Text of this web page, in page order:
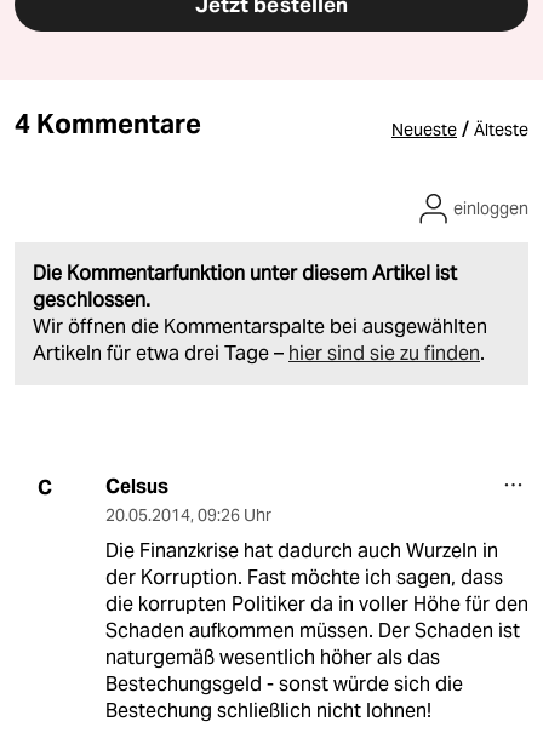
4 Kommentare Neueste / Älteste
Die Kommentarfunktion unter diesem Artikel ist
geschlossen.
Wir öffnen die Kommentarspalte bei ausgewählten
Artikeln für etwa drei Tage – hier sind sie zu finden.
einloggen
C Celsus
20.05.2014, 09:26 Uhr
Die Finanzkrise hat dadurch auch Wurzeln in
der Korruption. Fast möchte ich sagen, dass
die korrupten Politiker da in voller Höhe für den
Schaden aufkommen müssen. Der Schaden ist
naturgemäß wesentlich höher als das
Bestechungsgeld - sonst würde sich die
Bestechung schließlich nicht lohnen!